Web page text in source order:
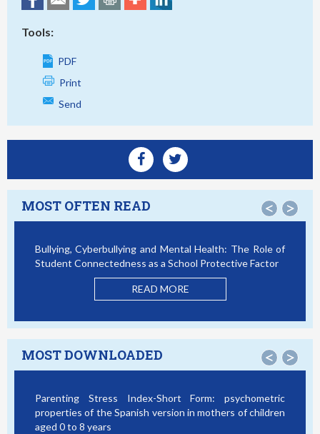
Tools:
PDF
Print
Send
MOST OFTEN READ < >
Bullying, Cyberbullying and Mental Health: The Role of
Student Connectedness as a School Protective Factor
READ MORE
MOST DOWNLOADED < >
Parenting Stress Index-Short Form: psychometric
properties of the Spanish version in mothers of children
aged 0 to 8 years